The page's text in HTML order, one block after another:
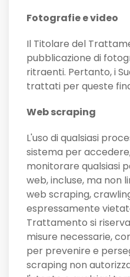
Fotografie e video
Il Titolare del
pubblicazione di
ritraenti. Pertanto, i
trattati per queste
Web scraping
L'uso di qualsiasi
sistema per
monitorare qualsiasi
web, incluse, ma non
web scraping,
espressamente
Trattamento si
misure necessarie,
per prevenire e
scraping non